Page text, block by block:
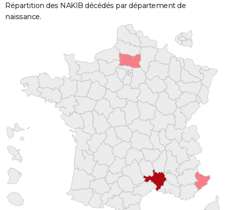
Répartition des NAKIB décédés par département de
naissance.